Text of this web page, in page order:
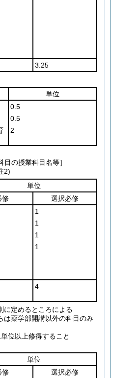
3.25
単位
0.5
0.5
2
目の授業科目名等］
2)
単位
修
選択必修
1
1
1
1
4
定めるところによる
薬学部開講以外の科目のみ
位以上修得すること
単位
修
選択必修